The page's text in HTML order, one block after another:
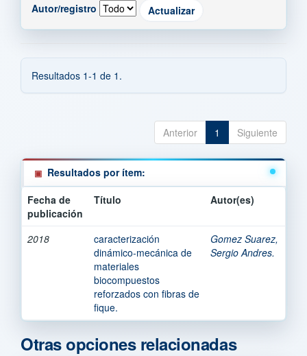
Autor/registro
Resultados 1-1 de 1.
Anterior 1 Siguiente
Resultados por ítem:
Fecha de
publicación
Título Autor(es)
2018
caracterización
dinámico-mecánica de
materiales
biocompuestos
reforzados con fibras de
fique.
Gomez Suarez,
Sergio Andres.
Otras opciones relacionadas